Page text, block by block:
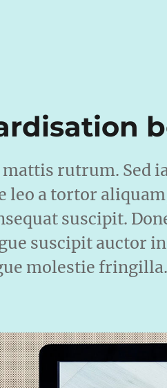
rutrum. Sed
leo a tortor
suscipit.
suscipit auctor
molestie